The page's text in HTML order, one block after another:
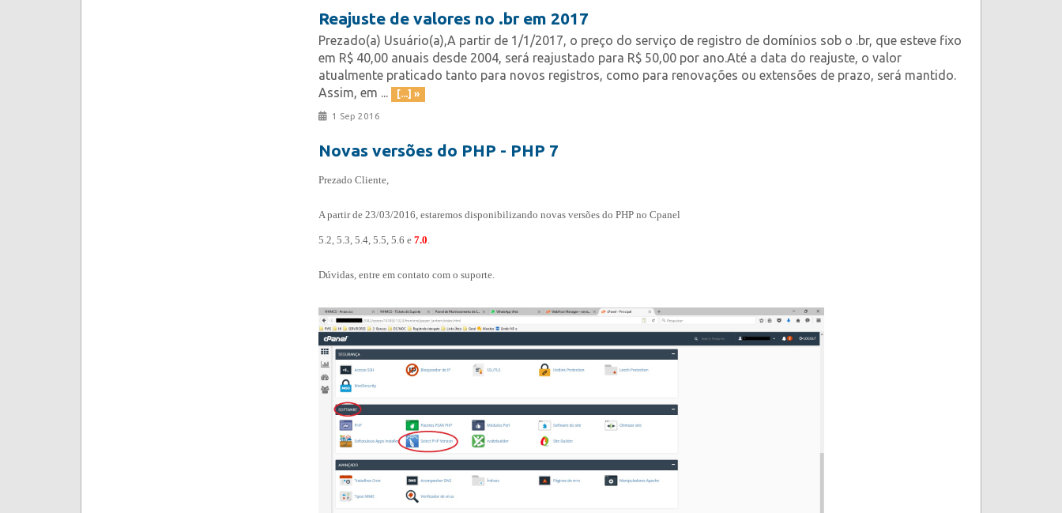
Reajuste de valores no .br em 2017
Prezado(a) Usuário(a),A partir de 1/1/2017, o preço do serviço de registro de domínios sob o .br, que esteve fixo
em R$ 40,00 anuais desde 2004, será reajustado para R$ 50,00 por ano.Até a data do reajuste, o valor
atualmente praticado tanto para novos registros, como para renovações ou extensões de prazo, será mantido.
Assim, em ...
[...] »
1 Sep 2016
Novas versões do PHP - PHP 7
Prezado Cliente,
A partir de 23/03/2016, estaremos disponibilizando novas versões do PHP no Cpanel
5.2, 5.3, 5.4, 5.5, 5.6 e 7.0.
Dúvidas, entre em contato com o suporte.